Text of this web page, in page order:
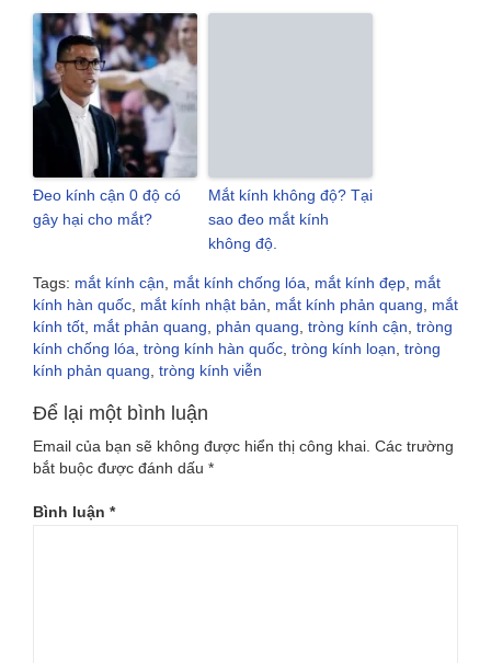
Đeo kính cận 0 độ có
gây hại cho mắt?
Mắt kính không độ? Tại
sao đeo mắt kính
không độ.
Tags: mắt kính cận mắt kính chống lóa mắt kính đẹp mắt
kính hàn quốc mắt kính nhật bản mắt kính phản quang
mắt
kính tốt mắt phản quang phản quang tròng kính cận tròng
kính chống lóa tròng kính hàn quốc tròng kính loạn tròng
kính phản quang tròng kính viễn
Để lại một bình luận
Email của bạn sẽ không được hiển thị công khai. Các trường
bắt buộc được đánh dấu *
Bình luận *